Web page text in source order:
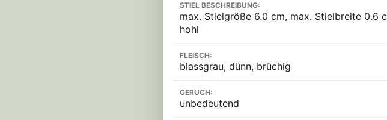
STIEL BESCHREIBUNG:
max. Stielgröße 6.0 cm, max. Stielbreite
hohl
FLEISCH:
blassgrau, dünn, brüchig
GERUCH:
unbedeutend